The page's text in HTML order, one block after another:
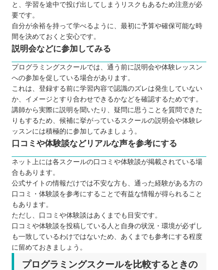
ハロー！パソコン教室 イトーヨーカドー上
田校
パソコンスクールすきこそじょうず
【長野】子ども向けのおすすめプログラミングス
クール3選
ワンダーコード シュティル軽井沢校
プロクラ
SUTEMON（ステモン）
自分にあったスクールを選ぼう
と、学習を途中で投げ出してしまうリスクもあるため注意が必
要です。
自分が余裕を持って学べるように、最初に予算や確保可能な時
間を決めておくと安心です。
説明会などに参加してみる
プログラミングスクールでは、通う前に説明会や体験レッスン
への参加を促している場合があります。
これは、登録する前に学習内容で認識のズレは発生していない
か、イメージとすり合わせできるかなどを確認するためです。
講師から実際に説明を聞いたり、疑問に思うことを質問できた
りもするため、候補に挙がっているスクールの説明会や体験レ
ッスンには積極的に参加してみましょう。
口コミや体験談などリアルな声を参考にする
ネット上には各スクールの口コミや体験談が掲載されている場
合もあります。
公式サイトの情報だけでは不安な方も、通った経験がある方の
口コミ・体験談を参考にすることで有益な情報が得られること
もあります。
ただし、口コミや体験談はあくまでも目安です。
口コミや体験談を投稿している人と自身の状況・環境が必ずし
も一致しているわけではないため、あくまでも参考にする程度
に留めておきましょう。
プログラミングスクールを比較するときの